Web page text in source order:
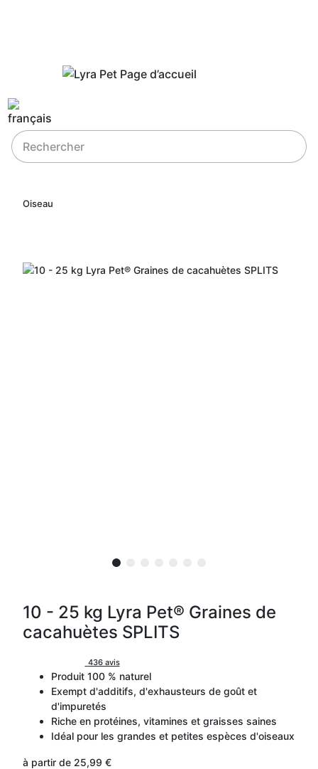
Oiseau
10 - 25 kg Lyra Pet® Graines de
cacahuètes SPLITS
436 avis
Produit 100 % naturel
Exempt d'additifs, d'exhausteurs de goût et
d'impuretés
Riche en protéines, vitamines et graisses saines
Idéal pour les grandes et petites espèces d'oiseaux
à partir de 25,99 €